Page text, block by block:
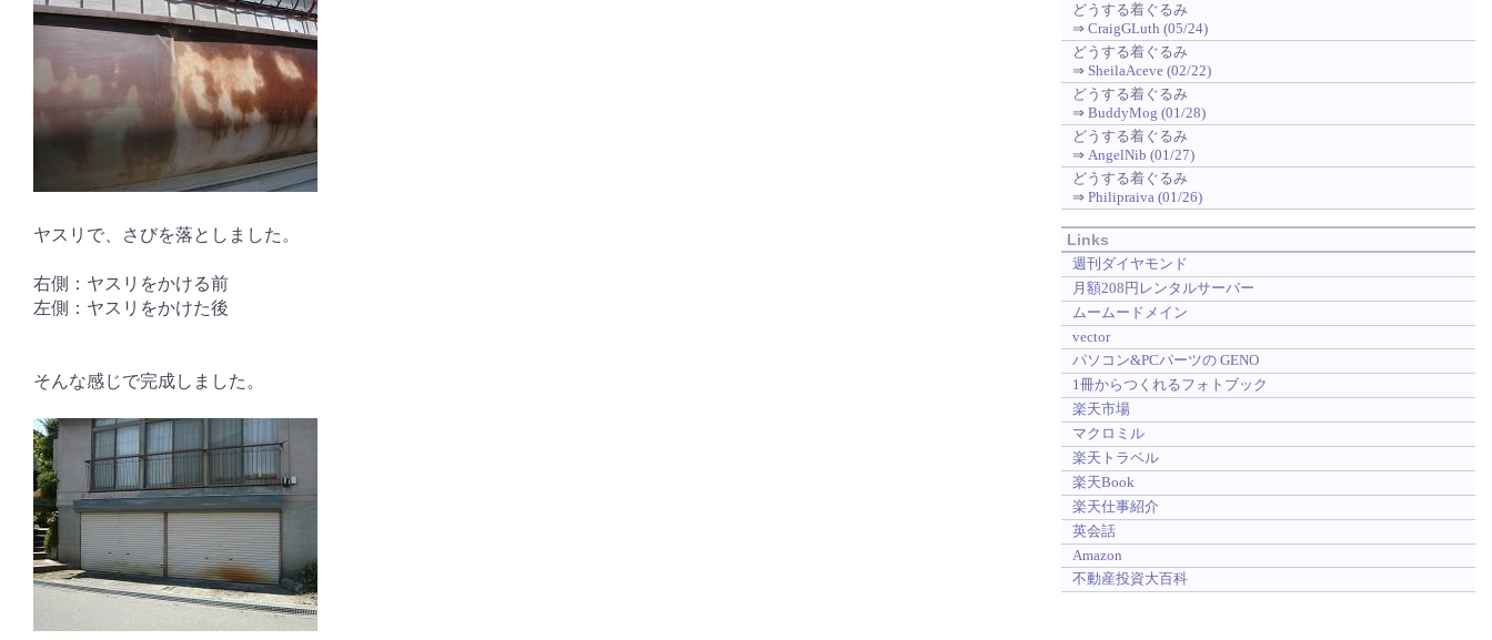
ヤスリで、さびを落としました。
右側：ヤスリをかける前
左側：ヤスリをかけた後
そんな感じで完成しました。
どうする着ぐるみ
⇒ CraigGLuth (05/24)
どうする着ぐるみ
⇒ SheilaAceve (02/22)
どうする着ぐるみ
⇒ BuddyMog (01/28)
どうする着ぐるみ
⇒ AngelNib (01/27)
どうする着ぐるみ
⇒ Philipraiva (01/26)
Links
週刊ダイヤモンド
月額208円レンタルサーバー
ムームードメイン
vector
パソコン&PCパーツの GENO
1冊からつくれるフォトブック
楽天市場
マクロミル
楽天トラベル
楽天Book
楽天仕事紹介
英会話
Amazon
不動産投資大百科